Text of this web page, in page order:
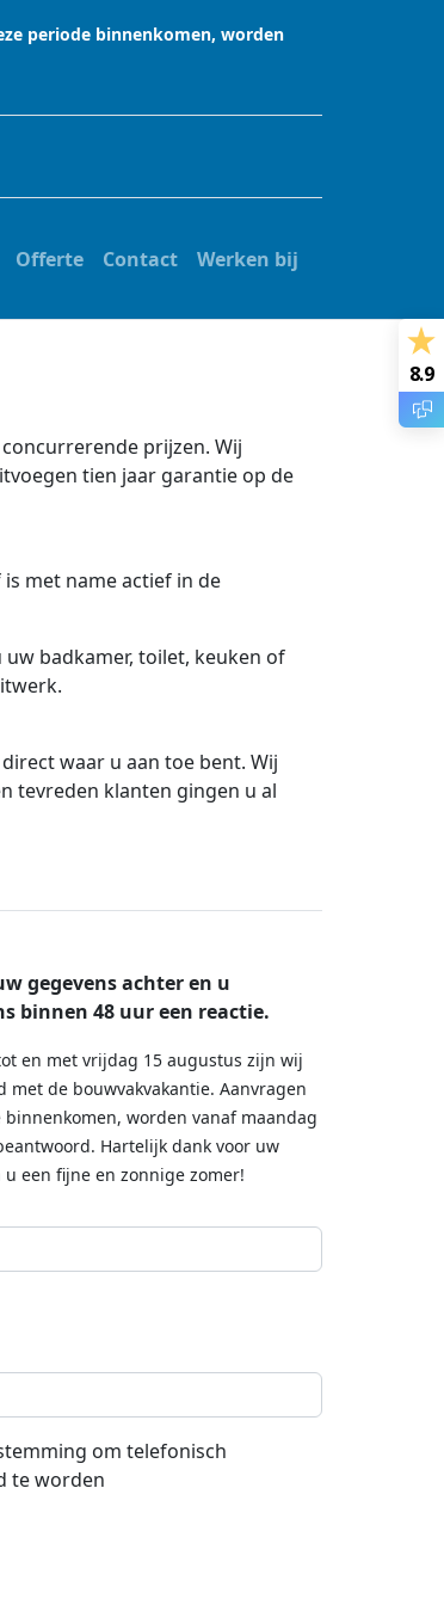
periode binnenkomen, worden
Offerte Contact Werken bij
prijzen. Wij
tien jaar garantie op de
met name actief in de
badkamer, toilet, keuken of
waar u aan toe bent. Wij
tevreden klanten gingen u al
gegevens achter en u
binnen 48 uur een reactie.
en met vrijdag 15 augustus zijn wij
met de bouwvakvakantie. Aanvragen
worden vanaf maandag
Hartelijk dank voor uw
een fijne en zonnige zomer!
om telefonisch
te worden
8.9